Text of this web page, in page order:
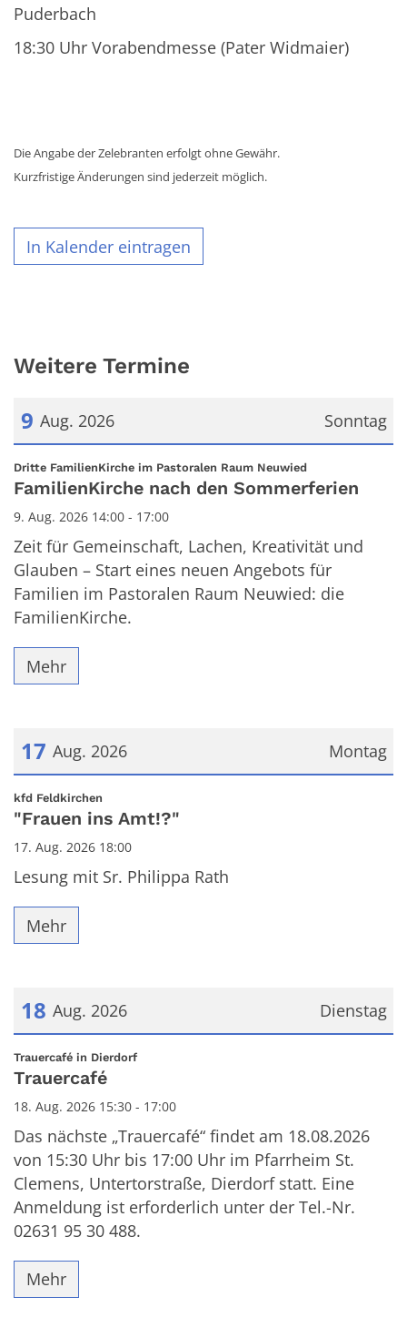
Puderbach
18:30 Uhr Vorabendmesse (Pater Widmaier)
Die Angabe der Zelebranten erfolgt ohne Gewähr.
Kurzfristige Änderungen sind jederzeit möglich.
In Kalender eintragen
Weitere Termine
Sonntag
9 Aug. 2026
Datum: 9. August 2026
Dritte FamilienKirche im Pastoralen Raum Neuwied:
FamilienKirche nach den Sommerferien
9. Aug. 2026 14:00 - 17:00
Zeit für Gemeinschaft, Lachen, Kreativität und
Glauben – Start eines neuen Angebots für
Familien im Pastoralen Raum Neuwied: die
FamilienKirche.
Mehr
Montag
17 Aug. 2026
Datum: 17. August 2026
kfd Feldkirchen
"Frauen ins Amt!?"
17. Aug. 2026 18:00
Lesung mit Sr. Philippa Rath
Mehr
Dienstag
18 Aug. 2026
Datum: 18. August 2026
Trauercafé in Dierdorf:
Trauercafé
18. Aug. 2026 15:30 - 17:00
Das nächste „Trauercafé“ findet am 18.08.2026
von 15:30 Uhr bis 17:00 Uhr im Pfarrheim St.
Clemens, Untertorstraße, Dierdorf statt. Eine
Anmeldung ist erforderlich unter der Tel.-Nr.
02631 95 30 488.
Mehr